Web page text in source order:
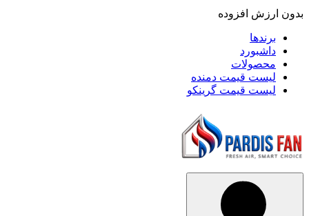
بدون ارزش افزوده
برندها
داشبورد
محصولات
لیست قیمت دمنده
لیست قیمت گرینکو